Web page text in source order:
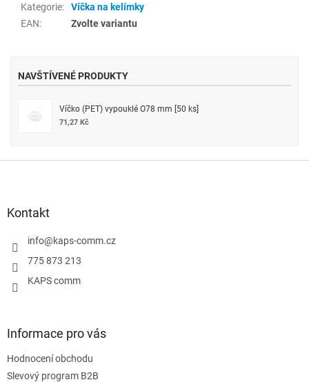
Kategorie:
Víčka na kelímky
EAN: Zvolte variantu
NAVŠTÍVENÉ PRODUKTY
Víčko (PET) vypouklé O78 mm [50 ks]
71,27 Kč
Kontakt
info@kaps-comm.cz
775 873 213
KAPS comm
Informace pro vás
Hodnocení obchodu
Slevový program B2B